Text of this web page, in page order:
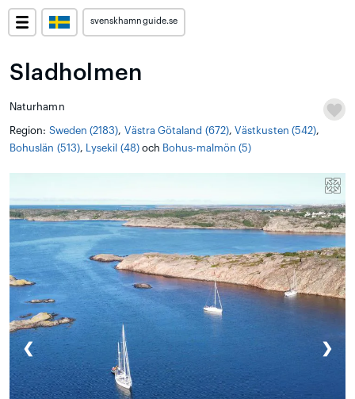
svenskhamnguide.se
Sladholmen
Naturhamn
Region: Sweden (2183), Västra Götaland (672),Västkusten (542),
Bohuslän (513), Lysekil (48)och Bohus-malmön (5)
❮ ❯